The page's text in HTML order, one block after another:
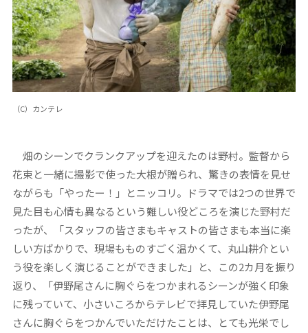
（C）カンテレ
畑のシーンでクランクアップを迎えたのは野村。監督から
花束と一緒に撮影で使った大根が贈られ、驚きの表情を見せ
ながらも「やったー！」とニッコリ。ドラマでは2つの世界で
見た目も心情も異なるという難しい役どころを演じた野村だ
ったが、「スタッフの皆さまもキャストの皆さまも本当に楽
しい方ばかりで、現場もものすごく温かくて、丸山耕介とい
う役を楽しく演じることができました」と、この2カ月を振り
返り、「伊野尾さんに胸ぐらをつかまれるシーンが強く印象
に残っていて、小さいころからテレビで拝見していた伊野尾
さんに胸ぐらをつかんでいただけたことは、とても光栄でし